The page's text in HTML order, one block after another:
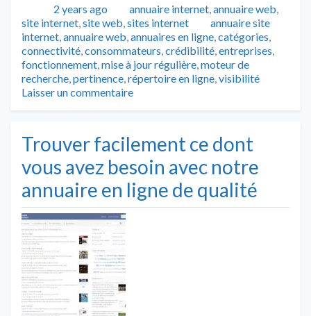
Publié2 years ago Catégories
annuaire internet,annuaire web,
site internet,site web,sites internet Tags
annuaire site
internet,annuaire web,annuaires en ligne,catégories,
connectivité,consommateurs,crédibilité,entreprises,
fonctionnement,mise à jour régulière,moteur de
recherche,pertinence,répertoire en ligne,visibilité
Laisser un commentaire
Trouver facilement ce dont
vous avez besoin avec notre
annuaire en ligne de qualité